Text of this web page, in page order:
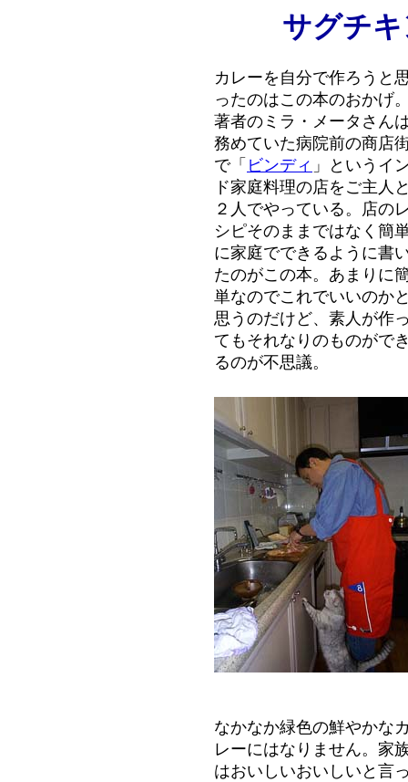
サグチ
カレーを自分で作ろうと
ったのはこの本のおかげ
著者のミラ・メータさん
務めていた病院前の商店
で「 ビンディ 」というイ
ド家庭料理の店をご主人
２人でやっている。店の
シピそのままではなく簡
に家庭でできるように書
たのがこの本。あまりに
単なのでこれでいいのか
思うのだけど、素人が作
てもそれなりのものがで
るのが不思議。
なかなか緑色の鮮やかな
レーにはなりません。家
はおいしいおいしいと言